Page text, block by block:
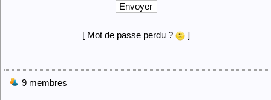
Envoyer
[ Mot de passe perdu ? ]
9 membres